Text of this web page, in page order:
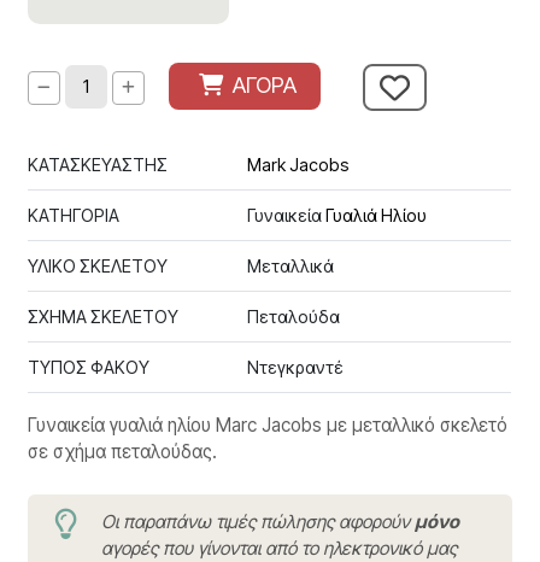
ΑΓΟΡΑ
ΚΑΤΑΣΚΕΥΑΣΤΗΣ Mark Jacobs
ΚΑΤΗΓΟΡΙΑ ΓυναικείαΓυαλιά Ηλίου
ΥΛΙΚΟ ΣΚΕΛΕΤΟΥ Μεταλλικά
ΣΧΗΜΑ ΣΚΕΛΕΤΟΥ Πεταλούδα
ΤΥΠΟΣ ΦΑΚΟΥ Ντεγκραντέ
Γυναικεία γυαλιά ηλίου Marc Jacobs με μεταλλικό σκελετό
σε σχήμα πεταλούδας.
Οι παραπάνω τιμές πώλησης αφορούνμόνο
αγορές που γίνονται από το ηλεκτρονικό μας